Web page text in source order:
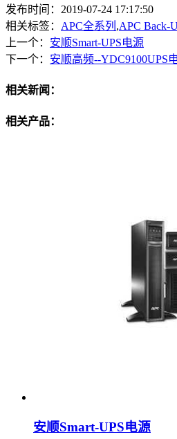
发布时间：2019-07-24 17:17:50
相关标签： APC全系列 ,APC Back-
上一个： 安顺Smart-UPS电源
下一个： 安顺高频--YDC9100UPS
相关新闻：
相关产品：
安顺Smart-UPS电源